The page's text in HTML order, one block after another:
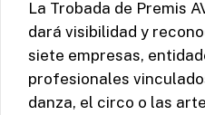
La Trobada de Premis
dará visibilidad y
siete empresas,
profesionales
danza, el circo o las